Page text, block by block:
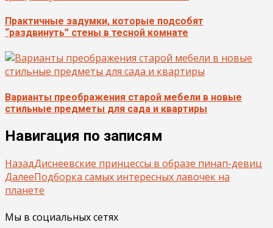
Практичные задумки, которые подсобят
“раздвинуть” стены в тесной комнате
Варианты преображения старой мебели в новые
стильные предметы для сада и квартиры
Навигация по записям
НазадДиснеевские принцессы в образе пинап-девиц
ДалееПодборка самых интересных лавочек на
планете
Мы в социальных сетях